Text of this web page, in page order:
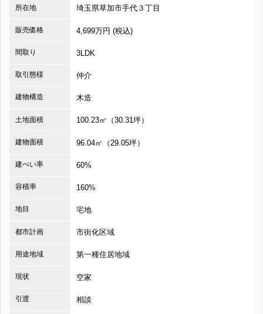
所在地 埼玉県草加市手代３丁目
販売価格 4,699万円 (税込)
間取り 3LDK
取引態様 仲介
建物構造 木造
土地面積 100.23㎡（30.31坪）
建物面積 96.04㎡（29.05坪）
建ぺい率 60%
容積率 160%
地目 宅地
都市計画 市街化区域
用途地域 第一種住居地域
現状 空家
引渡 相談